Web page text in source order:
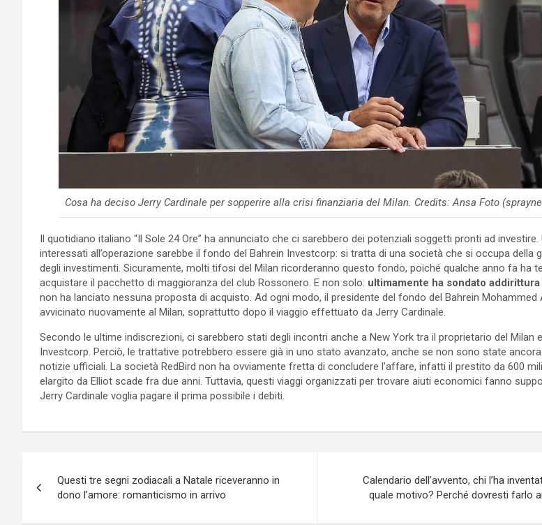
Cosa ha deciso Jerry Cardinale per sopperire alla crisi finanziaria del Milan. Credits: Ansa Foto
Il quotidiano italiano “Il Sole 24 Ore” ha annunciato che ci sarebbero dei potenziali soggetti pronti ad investire.
interessati all’operazione sarebbe il fondo del Bahrein Investcorp: si tratta di una società che si occupa della
degli investimenti. Sicuramente, molti tifosi del Milan ricorderanno questo fondo, poiché qualche anno fa ha
acquistare il pacchetto di maggioranza del club Rossonero. E non solo: ultimamente ha sondato addirittura
non ha lanciato nessuna proposta di acquisto. Ad ogni modo, il presidente del fondo del Bahrein Mohammed
avvicinato nuovamente al Milan, soprattutto dopo il viaggio effettuato da Jerry Cardinale.
Secondo le ultime indiscrezioni, ci sarebbero stati degli incontri anche a New York tra il proprietario del Milan
Investcorp. Perciò, le trattative potrebbero essere già in uno stato avanzato, anche se non sono state
notizie ufficiali. La società RedBird non ha ovviamente fretta di concludere l’affare, infatti il prestito da 600
elargito da Elliot scade fra due anni. Tuttavia, questi viaggi organizzati per trovare aiuti economici fanno
Jerry Cardinale voglia pagare il prima possibile i debiti.
articoli
Questi tre segni zodiacali a Natale riceveranno in
dono l’amore: romanticismo in arrivo
Calendario dell’avvento, chi l’ha
quale motivo? Perché dovresti farlo